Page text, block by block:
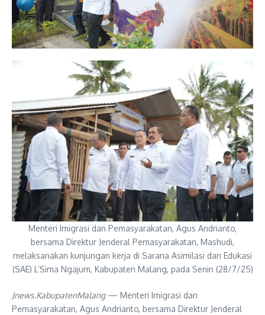
Menteri Imigrasi dan Pemasyarakatan, Agus Andrianto,
bersama Direktur Jenderal Pemasyarakatan, Mashudi,
melaksanakan kunjungan kerja di Sarana Asimilasi dan Edukasi
(SAE) L’Sima Ngajum, Kabupaten Malang, pada Senin (28/7/25)
Jnews.KabupatenMalang— Menteri Imigrasi dan
Pemasyarakatan, Agus Andrianto, bersama Direktur Jenderal